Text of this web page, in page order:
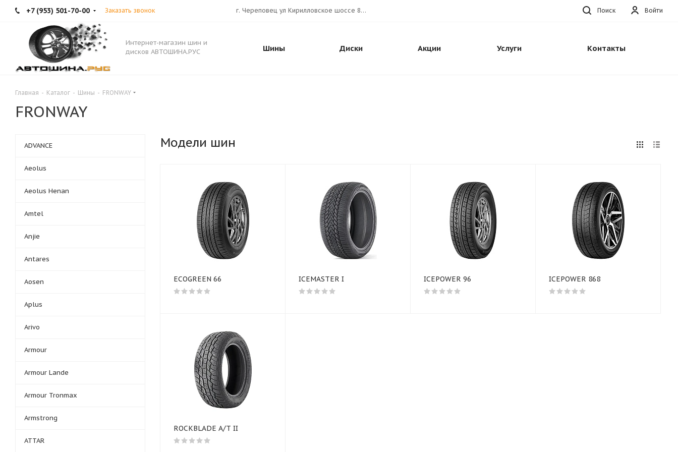
+7 (953) 501-70-00 Заказать звонок Войти
г. Череповец ул Кирилловское шоссе 80А АВТОШИНА.РУС Поиск
Интернет-магазин шин и
дисков АВТОШИНА.РУС
Шины Диски Акции Услуги Контакты
Главная - Каталог - Шины - FRONWAY
FRONWAY
Модели шин
ECOGREEN 66 ICEMASTER I ICEPOWER 96 ICEPOWER 868
ROCKBLADE A/T II
ADVANCE
Aeolus
Aeolus Henan
Amtel
Anjie
Antares
Aosen
Aplus
Arivo
Armour
Armour Lande
Armour Tronmax
Armstrong
ATTAR